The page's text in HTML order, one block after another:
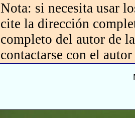
Nota: si necesita usar
cite la dirección
completo del autor de
contactarse con el